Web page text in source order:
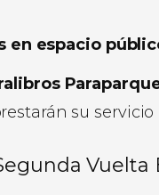
en espacio
su
Vuelta